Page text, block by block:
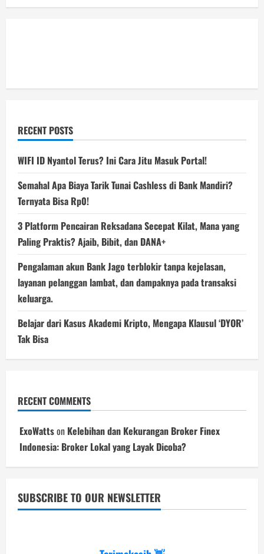
RECENT POSTS
WIFI ID Nyantol Terus? Ini Cara Jitu Masuk Portal!
Semahal Apa Biaya Tarik Tunai Cashless di Bank Mandiri?
Ternyata Bisa Rp0!
3 Platform Pencairan Reksadana Secepat Kilat, Mana yang
Paling Praktis? Ajaib, Bibit, dan DANA+
Pengalaman akun Bank Jago terblokir tanpa kejelasan,
layanan pelanggan lambat, dan dampaknya pada transaksi
keluarga.
Belajar dari Kasus Akademi Kripto, Mengapa Klausul ‘DYOR’
Tak Bisa
RECENT COMMENTS
ExoWattson Kelebihan dan Kekurangan Broker Finex
Indonesia: Broker Lokal yang Layak Dicoba?
SUBSCRIBE TO OUR NEWSLETTER